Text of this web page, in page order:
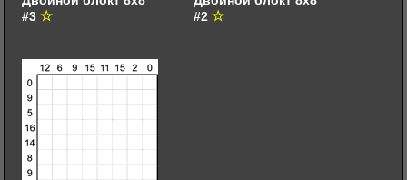
#3
#2